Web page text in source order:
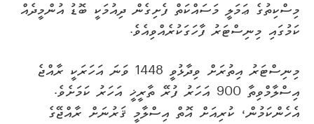
މިސްކިތުގެ ޢަމަލީ މަސައްކަތް ފެށިގެން ދިއުމަކީ ބޮޑު އުންމީދެއް
ކަމުގައި މިނިސްޓަރު ފާހަގަކުރެއްވިއެވެ.
މިނިސްޓަރު އިތުރަށް ވިދާޅުވީ 1448 ވަނަ އަހަރަކީ ރާއްޖެ
އިސްލާމްވިތާ 900 އަހަރު ފުރޭ ތާރީޚީ އަހަރު ކަމަށެވެ.
އެހެންކަމުން، ކުރިއަށް އޮތް އިސްލާމީ ޤަރުނަށް ރާއްޖޭގެ